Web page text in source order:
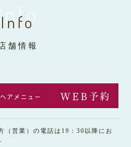
Info
Info
舗情報
（営業）の電話は19：30以降にお